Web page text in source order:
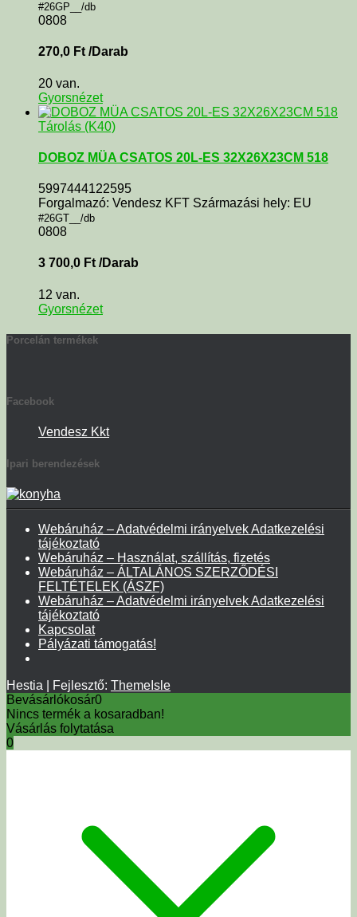
#26GP__/db
0808
270,0 Ft /Darab
20 van.
Gyorsnézet
Tárolás (K40)
DOBOZ MÜA CSATOS 20L-ES 32X26X23CM 518
5997444122595
Forgalmazó: Vendesz KFT Származási hely: EU
#26GT__/db
0808
3 700,0 Ft /Darab
12 van.
Gyorsnézet
Porcelán termékek
Facebook
Vendesz Kkt
Ipari berendezések
Webáruház – Adatvédelmi irányelvek Adatkezelési
tájékoztató
Webáruház – Használat, szállítás, fizetés
Webáruház – ÁLTALÁNOS SZERZŐDÉSI
FELTÉTELEK (ÁSZF)
Webáruház – Adatvédelmi irányelvek Adatkezelési
tájékoztató
Kapcsolat
Pályázati támogatás!
Hestia | Fejlesztő: ThemeIsle
Bevásárlókosár0
Nincs termék a kosaradban!
Vásárlás folytatása
0